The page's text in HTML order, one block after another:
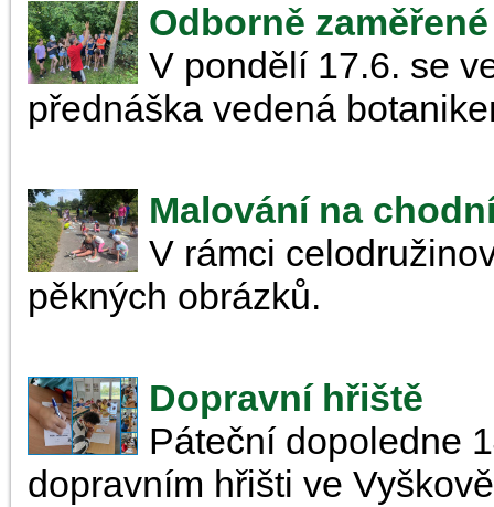
Odborně
V pondělí 17.6. se
přednáška vedená
Malování na
V rámci
pěkných obrázků.
Dopravní hřiště
Páteční dopoledne
dopravním hřišti ve